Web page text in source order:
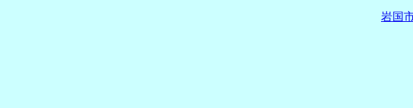
岩国